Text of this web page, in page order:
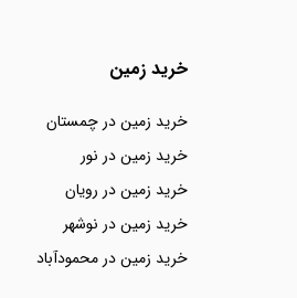
خرید زمین
خرید زمین در چمستان
خرید زمین در نور
خرید زمین در رویان
خرید زمین در نوشهر
خرید زمین در محمودآباد